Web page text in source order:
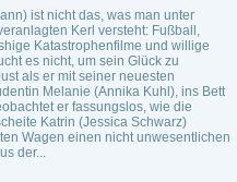
ist nicht das, was man unter
Kerl versteht: Fußball,
Katastrophenfilme und willige
es nicht, um sein Glück zu
als er mit seiner neuesten
Melanie (Annika Kuhl), ins Bett
er fassungslos, wie die
Katrin (Jessica Schwarz)
Wagen einen nicht unwesentlichen
der...